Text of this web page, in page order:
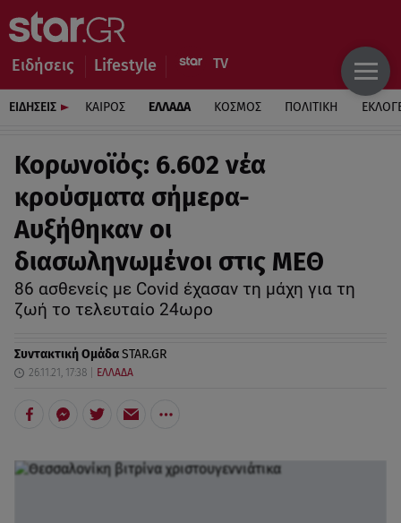
Ειδήσεις Lifestyle
ΕΙΔΗΣΕΙΣ ΚΑΙΡΟΣ ΕΛΛΑΔΑ ΚΟΣΜΟΣ ΠΟΛΙΤΙΚΗ
Κορωνοϊός: 6.602 νέα
κρούσματα σήμερα-
Αυξήθηκαν οι
διασωληνωμένοι στις ΜΕΘ
86 ασθενείς με Covid έχασαν τη μάχη για τη
ζωή το τελευταίο 24ωρο
Συντακτική ΟμάδαSTAR.GR
26.11.21, 17:38 ΕΛΛΑΔΑ